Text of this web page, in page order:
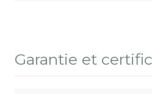
Garantie et